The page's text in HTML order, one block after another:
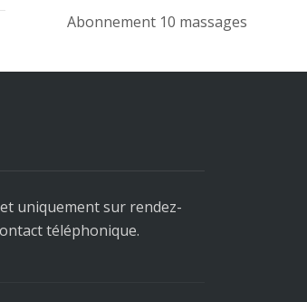
Abonnement 10 massages
uniquement sur rendez-
téléphonique.